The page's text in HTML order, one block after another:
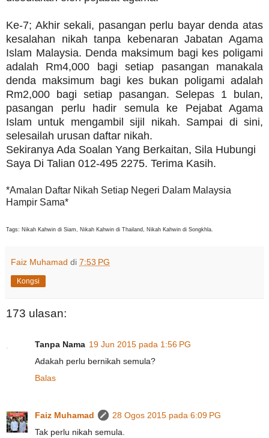
Ke-7; Akhir sekali, pasangan perlu bayar denda atas
kesalahan nikah tanpa kebenaran Jabatan Agama
Islam Malaysia. Denda maksimum bagi kes poligami
adalah Rm4,000 bagi setiap pasangan manakala
denda maksimum bagi kes bukan poligami adalah
Rm2,000 bagi setiap pasangan. Selepas 1 bulan,
pasangan perlu hadir semula ke Pejabat Agama
Islam untuk mengambil sijil nikah. Sampai di sini,
selesailah urusan daftar nikah.
Sekiranya Ada Soalan Yang Berkaitan, Sila Hubungi
Saya Di Talian 012-495 2275. Terima Kasih.
*Amalan Daftar Nikah Setiap Negeri Dalam Malaysia
Hampir Sama*
Tags: Nikah Kahwin di Siam, Nikah Kahwin di Thailand, Nikah Kahwin di Songkhla.
Faiz Muhamad di 7:53 PG
Kongsi
173 ulasan:
Tanpa Nama 19 Jun 2015 pada 1:56 PG
Adakah perlu bernikah semula?
Balas
Faiz Muhamad
28 Ogos 2015 pada 6:09 PG
Tak perlu nikah semula.